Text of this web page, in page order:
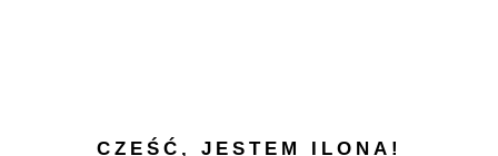
CZEŚĆ, JESTEM ILONA!